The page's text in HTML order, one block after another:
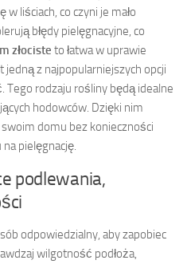
w liściach, co czyni je mało
błędy pielęgnacyjne, co
złociste to łatwa w uprawie
jedną z najpopularniejszych opcji
rodzaju rośliny będą idealne
hodowców. Dzięki nim
domu bez konieczności
pielęgnację.
podlewania,
odpowiedzialny, aby zapobiec
wilgotność podłoża,